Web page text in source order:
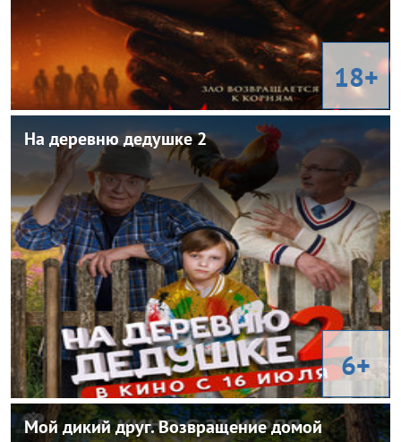
18+
На деревню дедушке 2
6+
На деревню дедушке 2
Год:
2026
Страна:
Россия
Режиссер:
Владимир Котт, Максим Колиганов
Жанр:
Комедия, семейный
В ролях:
Юрий Стоянов, Фёдор Добронравов, Ярослав Головнёв, Ингрид
Олеринская, Татьяна Орлова
Мой дикий друг. Возвращение домой
Мой дикий друг. Возвращение домой